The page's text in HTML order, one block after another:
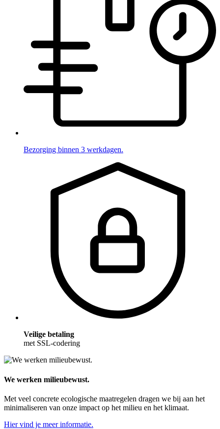
Bezorging binnen 3 werkdagen.
Veilige betaling
met SSL-codering
We werken milieubewust.
Met veel concrete ecologische maatregelen dragen we bij aan het
minimaliseren van onze impact op het milieu en het klimaat.
Hier vind je meer informatie.